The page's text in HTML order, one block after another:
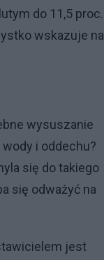
do 11,5 proc.
wskazuje na
wysuszanie
i oddechu?
się do takiego
się odważyć na
jest